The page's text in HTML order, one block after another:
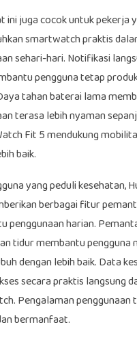
ini juga cocok untuk pekerja
smartwatch praktis
sehari-hari. Notifikasi
pengguna tetap
tahan baterai lama
terasa lebih nyaman
Fit 5 mendukung
baik.
yang peduli kesehatan,
berbagai fitur
penggunaan harian.
tidur membantu pengguna
dengan lebih baik. Data
secara praktis langsung
Pengalaman penggunaan
bermanfaat.